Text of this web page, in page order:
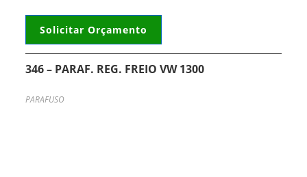
Solicitar Orçamento
346 – PARAF. REG. FREIO VW 1300
PARAFUSO